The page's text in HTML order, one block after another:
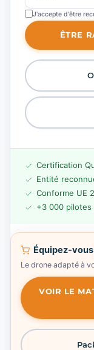
J'accepte d'être
ÊTRE
Certification
Entité
Conforme UE
+3 000
Équipez-
Le drone adapté à
VOIR LE